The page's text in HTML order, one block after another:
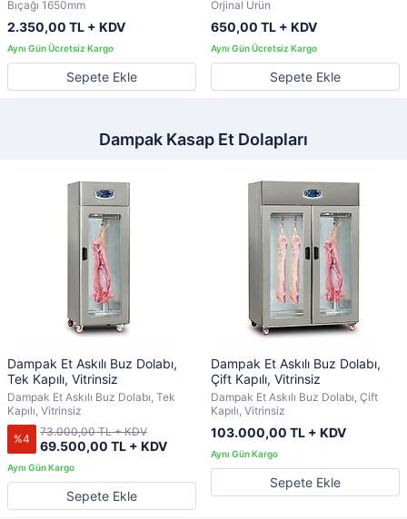
Bıçağı 1650mm
2.350,00 TL + KDV
Sepete Ekle
Orjinal Ürün
650,00 TL + KDV
Sepete Ekle
Dampak Kasap Et Dolapları
Dampak Et Askılı Buz Dolabı,
Tek Kapılı, Vitrinsiz
Dampak Et Askılı Buz Dolabı, Tek
Kapılı, Vitrinsiz
%4 69.500,00 TL + KDV
73.000,00 TL + KDV
Sepete Ekle
Dampak Et Askılı Buz Dolabı,
Çift Kapılı, Vitrinsiz
Dampak Et Askılı Buz Dolabı, Çift
Kapılı, Vitrinsiz
103.000,00 TL + KDV
Sepete Ekle